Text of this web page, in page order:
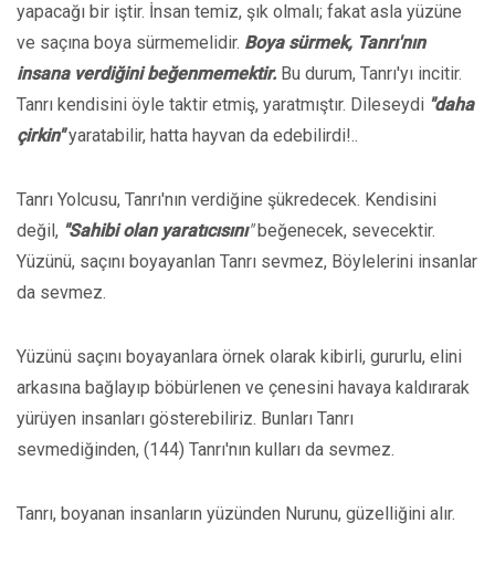
yapacağı bir iştir. İnsan temiz, şık olmalı; fakat asla yüzüne
ve saçına boya sürmemelidir. Boya sürmek, Tanrı'nın
insana verdiğini beğenmemektir. Bu durum, Tanrı'yı incitir.
Tanrı kendisini öyle taktir etmiş, yaratmıştır. Dileseydi "daha
çirkin"yaratabilir, hatta hayvan da edebilirdi!..
Tanrı Yolcusu, Tanrı'nın verdiğine şükredecek. Kendisini
değil, "Sahibi olan yaratıcısını"beğenecek, sevecektir.
Yüzünü, saçını boyayanlan Tanrı sevmez, Böylelerini insanlar
da sevmez.
Yüzünü saçını boyayanlara örnek olarak kibirli, gururlu, elini
arkasına bağlayıp böbürlenen ve çenesini havaya kaldırarak
yürüyen insanları gösterebiliriz. Bunları Tanrı
sevmediğinden, (144) Tanrı'nın kulları da sevmez.
Tanrı, boyanan insanların yüzünden Nurunu, güzelliğini alır.